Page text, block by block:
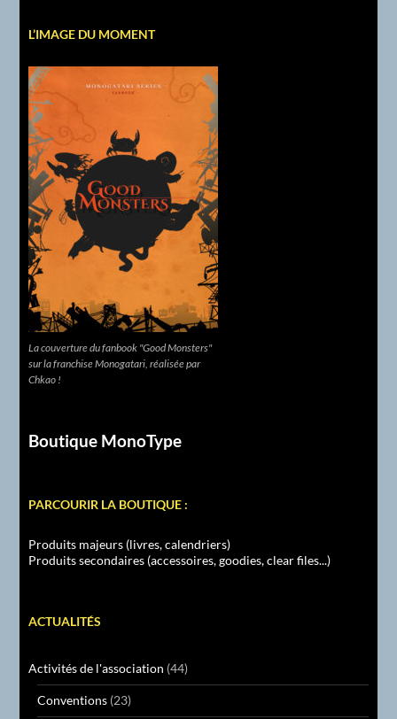
L’IMAGE DU MOMENT
La couverture du fanbook "Good Monsters"
sur la franchise Monogatari, réalisée par
Chkao !
Boutique MonoType
PARCOURIR LA BOUTIQUE :
Produits majeurs (livres, calendriers)
Produits secondaires (accessoires, goodies, clear files...)
ACTUALITÉS
Activités de l'association (44)
Conventions (23)